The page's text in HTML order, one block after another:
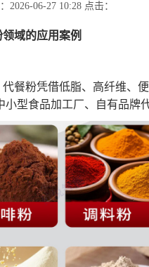
2026-06-27 10:28 点击：
域的应用案例
餐粉凭借低脂、高纤维、
小型食品加工厂、自有品